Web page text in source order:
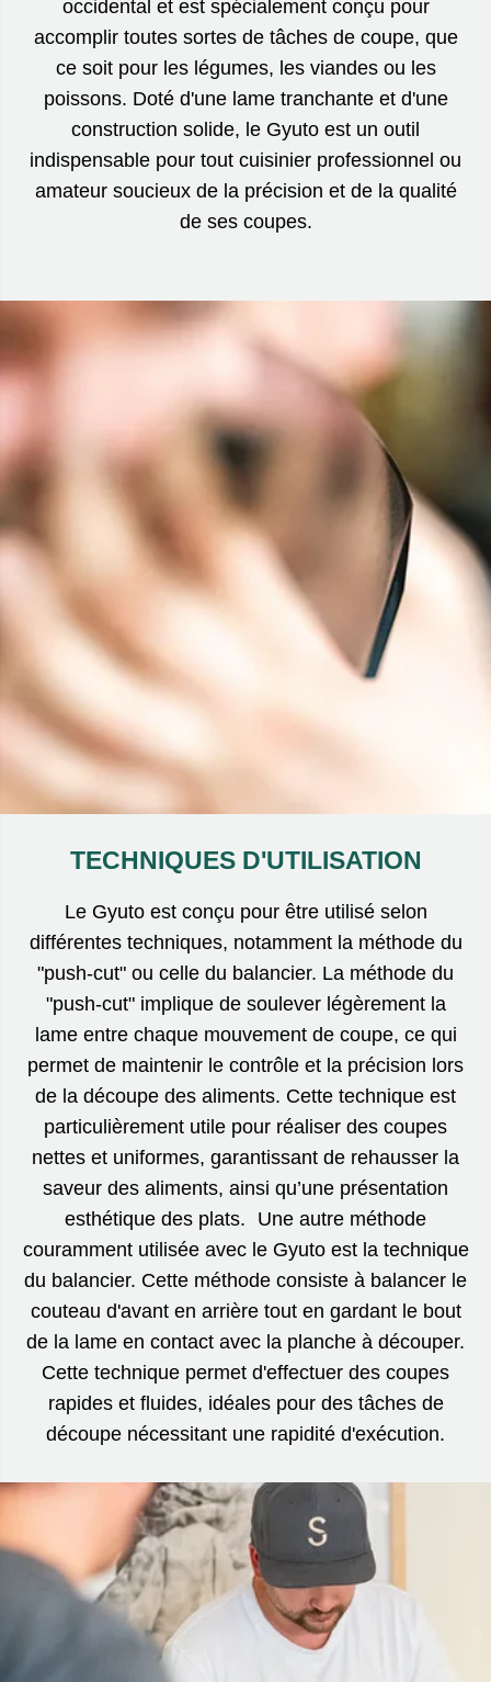
occidental et est spécialement conçu pour
accomplir toutes sortes de tâches de coupe, que
ce soit pour les légumes, les viandes ou les
poissons. Doté d'une lame tranchante et d'une
construction solide, le Gyuto est un outil
indispensable pour tout cuisinier professionnel ou
amateur soucieux de la précision et de la qualité
de ses coupes.
TECHNIQUES D'UTILISATION
Le Gyuto est conçu pour être utilisé selon
différentes techniques, notamment la méthode du
"push-cut" ou celle du balancier. La méthode du
"push-cut" implique de soulever légèrement la
lame entre chaque mouvement de coupe, ce qui
permet de maintenir le contrôle et la précision lors
de la découpe des aliments. Cette technique est
particulièrement utile pour réaliser des coupes
nettes et uniformes, garantissant de rehausser la
saveur des aliments, ainsi qu’une présentation
esthétique des plats. Une autre méthode
couramment utilisée avec le Gyuto est la technique
du balancier. Cette méthode consiste à balancer le
couteau d'avant en arrière tout en gardant le bout
de la lame en contact avec la planche à découper.
Cette technique permet d'effectuer des coupes
rapides et fluides, idéales pour des tâches de
découpe nécessitant une rapidité d'exécution.